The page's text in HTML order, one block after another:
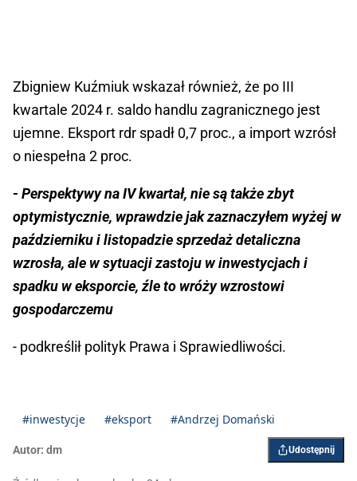
Zbigniew Kuźmiuk wskazał również, że po III
kwartale 2024 r. saldo handlu zagranicznego jest
ujemne. Eksport rdr spadł 0,7 proc., a import wzrósł
o niespełna 2 proc.
- Perspektywy na IV kwartał, nie są także zbyt
optymistycznie, wprawdzie jak zaznaczyłem wyżej w
październiku i listopadzie sprzedaż detaliczna
wzrosła, ale w sytuacji zastoju w inwestycjach i
spadku w eksporcie, źle to wróży wzrostowi
gospodarczemu
- podkreślił polityk Prawa i Sprawiedliwości.
#inwestycje #eksport #Andrzej Domański
Autor: dm Udostępnij